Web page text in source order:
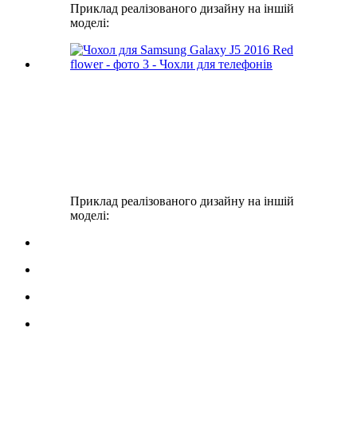
Приклад реалізованого дизайну на іншій
моделі:
Приклад реалізованого дизайну на іншій
моделі: